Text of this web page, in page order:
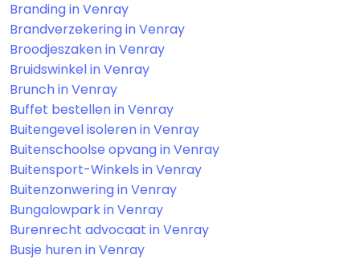
Branding in Venray
Brandverzekering in Venray
Broodjeszaken in Venray
Bruidswinkel in Venray
Brunch in Venray
Buffet bestellen in Venray
Buitengevel isoleren in Venray
Buitenschoolse opvang in Venray
Buitensport-Winkels in Venray
Buitenzonwering in Venray
Bungalowpark in Venray
Burenrecht advocaat in Venray
Busje huren in Venray